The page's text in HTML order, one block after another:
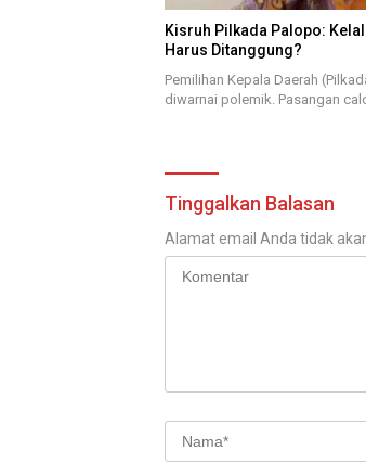
Kisruh Pilkada Palopo:
Harus Ditanggung?
Pemilihan Kepala Daerah
diwarnai polemik. Pasangan
Tinggalkan Balasan
Alamat email Anda tidak